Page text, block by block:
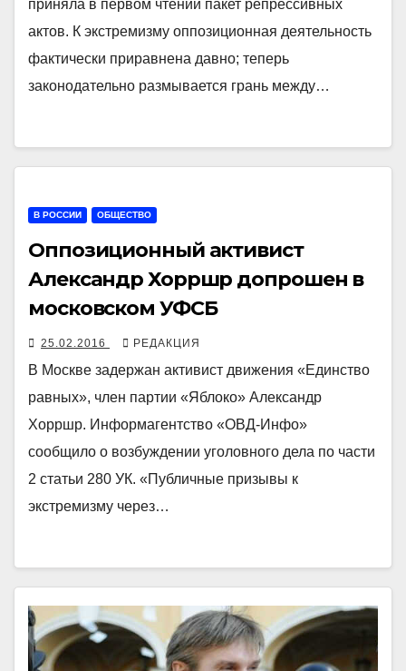
приняла в первом чтении пакет репрессивных
актов. К экстремизму оппозиционная деятельность
фактически приравнена давно; теперь
законодательно размывается грань между…
В РОССИИ ОБЩЕСТВО
Оппозиционный активист
Александр Хорршр допрошен в
московском УФСБ
25.02.2016 РЕДАКЦИЯ
В Москве задержан активист движения «Единство
равных», член партии «Яблоко» Александр
Хорршр. Информагентство «ОВД-Инфо»
сообщило о возбуждении уголовного дела по части
2 статьи 280 УК. «Публичные призывы к
экстремизму через…